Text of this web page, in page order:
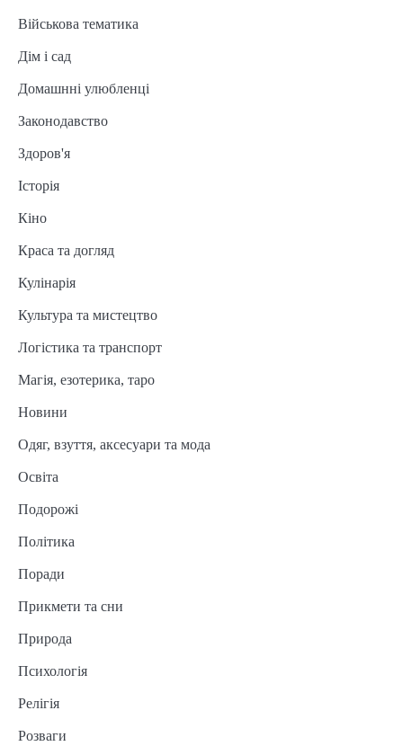
Військова тематика
Дім і сад
Домашнні улюбленці
Законодавство
Здоров'я
Історія
Кіно
Краса та догляд
Кулінарія
Культура та мистецтво
Логістика та транспорт
Магія, езотерика, таро
Новини
Одяг, взуття, аксесуари та мода
Освіта
Подорожі
Політика
Поради
Прикмети та сни
Природа
Психологія
Релігія
Розваги